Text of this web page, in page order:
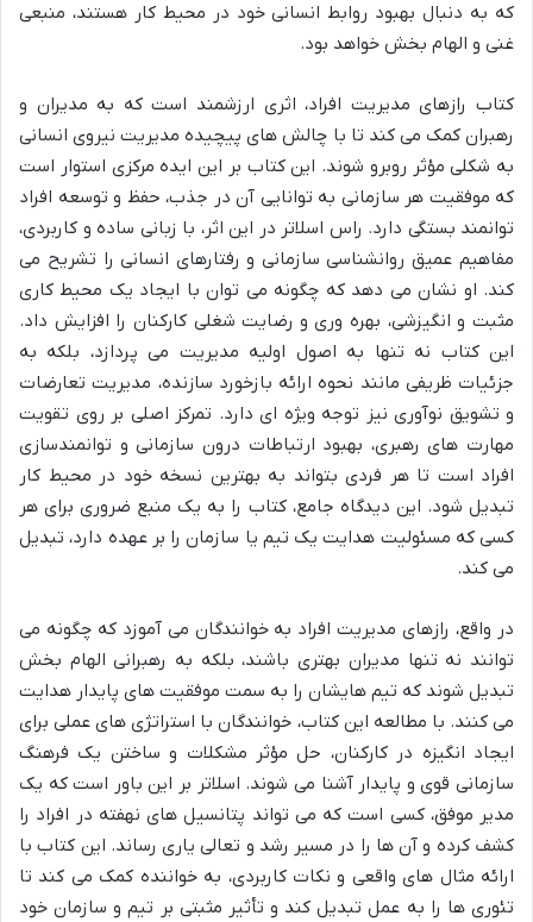
که به دنبال بهبود روابط انسانی خود در محیط کار هستند، منبعی
غنی و الهام بخش خواهد بود.
کتاب رازهای مدیریت افراد، اثری ارزشمند است که به مدیران و
رهبران کمک می کند تا با چالش های پیچیده مدیریت نیروی انسانی
به شکلی مؤثر روبرو شوند. این کتاب بر این ایده مرکزی استوار است
که موفقیت هر سازمانی به توانایی آن در جذب، حفظ و توسعه افراد
توانمند بستگی دارد. راس اسلاتر در این اثر، با زبانی ساده و کاربردی،
مفاهیم عمیق روانشناسی سازمانی و رفتارهای انسانی را تشریح می
کند. او نشان می دهد که چگونه می توان با ایجاد یک محیط کاری
مثبت و انگیزشی، بهره وری و رضایت شغلی کارکنان را افزایش داد.
این کتاب نه تنها به اصول اولیه مدیریت می پردازد، بلکه به
جزئیات ظریفی مانند نحوه ارائه بازخورد سازنده، مدیریت تعارضات
و تشویق نوآوری نیز توجه ویژه ای دارد. تمرکز اصلی بر روی تقویت
مهارت های رهبری، بهبود ارتباطات درون سازمانی و توانمندسازی
افراد است تا هر فردی بتواند به بهترین نسخه خود در محیط کار
تبدیل شود. این دیدگاه جامع، کتاب را به یک منبع ضروری برای هر
کسی که مسئولیت هدایت یک تیم یا سازمان را بر عهده دارد، تبدیل
می کند.
در واقع، رازهای مدیریت افراد به خوانندگان می آموزد که چگونه می
توانند نه تنها مدیران بهتری باشند، بلکه به رهبرانی الهام بخش
تبدیل شوند که تیم هایشان را به سمت موفقیت های پایدار هدایت
می کنند. با مطالعه این کتاب، خوانندگان با استراتژی های عملی برای
ایجاد انگیزه در کارکنان، حل مؤثر مشکلات و ساختن یک فرهنگ
سازمانی قوی و پایدار آشنا می شوند. اسلاتر بر این باور است که یک
مدیر موفق، کسی است که می تواند پتانسیل های نهفته در افراد را
کشف کرده و آن ها را در مسیر رشد و تعالی یاری رساند. این کتاب با
ارائه مثال های واقعی و نکات کاربردی، به خواننده کمک می کند تا
تئوری ها را به عمل تبدیل کند و تأثیر مثبتی بر تیم و سازمان خود